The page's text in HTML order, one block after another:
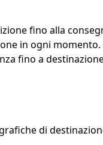
fino alla
in ogni momento.
fino a
di